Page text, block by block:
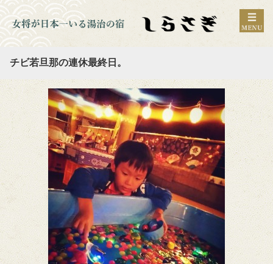
チビ若旦那の連休最終日。